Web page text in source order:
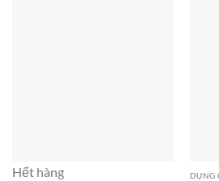
Hết hàng DỤNG